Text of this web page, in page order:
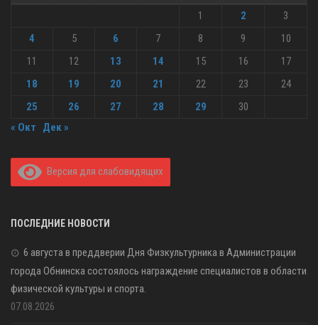
1
2
3
4
5 6 7 8 9
10
11
12 13 14 15 16
17
18
19 20 21 22 23
24
25
26 27 28 29
30
« Окт
Дек »
Версия для слабовидящих
ПОСЛЕДНИЕ НОВОСТИ
6 августа в преддверии Дня Физкультурника в Администрации
города Обнинска состоялось награждение специалистов в области
физической культуры и спорта.
07.08.2026